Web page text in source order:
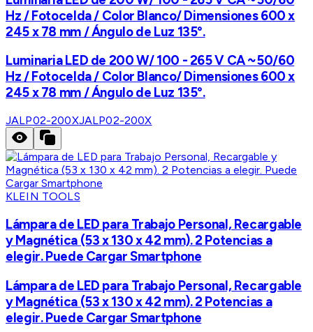
Hz / Fotocelda / Color Blanco/ Dimensiones 600 x
245 x 78 mm / Ángulo de Luz 135°.
Luminaria LED de 200 W/ 100 - 265 V CA ~50/60
Hz / Fotocelda / Color Blanco/ Dimensiones 600 x
245 x 78 mm / Ángulo de Luz 135°.
JALP02-200XJALP02-200X
KLEIN TOOLS
Lámpara de LED para Trabajo Personal, Recargable
y Magnética (53 x 130 x 42 mm). 2 Potencias a
elegir. Puede Cargar Smartphone
Lámpara de LED para Trabajo Personal, Recargable
y Magnética (53 x 130 x 42 mm). 2 Potencias a
elegir. Puede Cargar Smartphone